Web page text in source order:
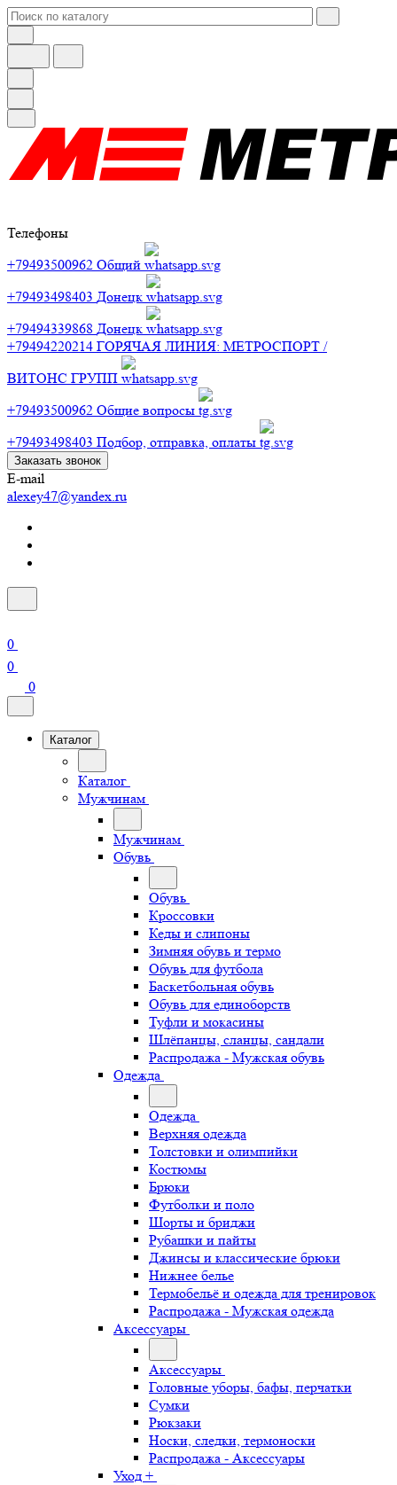
Телефоны
+79493500962 Общий
+79493498403 Донецк
+79494339868 Донецк
+79494220214 ГОРЯЧАЯ ЛИНИЯ: МЕТРОСПОРТ /
ВИТОНС ГРУПП
+79493500962 Общие вопросы
+79493498403 Подбор, отправка, оплаты
Заказать звонок
E-mail
alexey47@yandex.ru
0
0
0
Каталог
Каталог
Мужчинам
Мужчинам
Обувь
Обувь
Кроссовки
Кеды и слипоны
Зимняя обувь и термо
Обувь для футбола
Баскетбольная обувь
Обувь для единоборств
Туфли и мокасины
Шлёпанцы, сланцы, сандали
Распродажа - Мужская обувь
Одежда
Одежда
Верхняя одежда
Толстовки и олимпийки
Костюмы
Брюки
Футболки и поло
Шорты и бриджи
Рубашки и пайты
Джинсы и классические брюки
Нижнее белье
Термобельё и одежда для тренировок
Распродажа - Мужская одежда
Аксессуары
Аксессуары
Головные уборы, бафы, перчатки
Сумки
Рюкзаки
Носки, следки, термоноски
Распродажа - Аксессуары
Уход +